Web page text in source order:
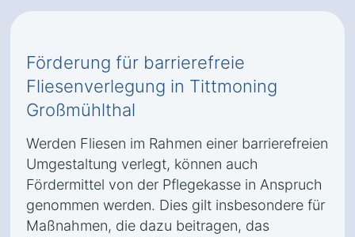
Förderung für barrierefreie
Fliesenverlegung in Tittmoning
Großmühlthal
Werden Fliesen im Rahmen einer barrierefreien
Umgestaltung verlegt, können auch
Fördermittel von der Pflegekasse in Anspruch
genommen werden. Dies gilt insbesondere für
Maßnahmen, die dazu beitragen, das